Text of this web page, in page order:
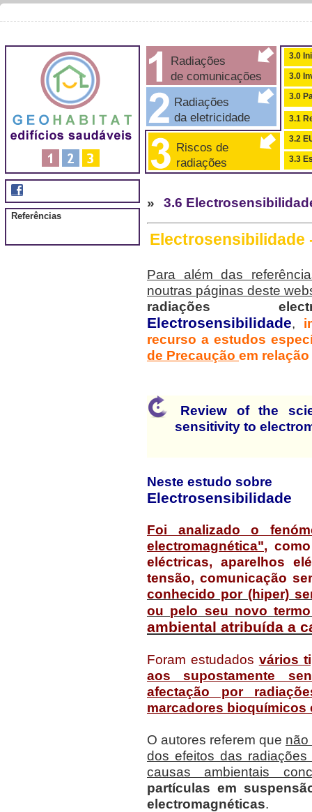
Radiações
de comunicações
Radiações
da eletricidade
Riscos de
radiações
3.0
3.0
3.0
3.1
3.2
3.3
Referências
» 3.6
Electrosensibilidade
Para além das
noutras páginas deste
radiações
Electrosensibilidade,
recurso a estudos
de Precaução em
Review of the
sensitivity to
Neste estudo sobre
Electrosensibilidade
Foi analizado o
electromagnética",
eléctricas, aparelhos
tensão, comunicação
conhecido por (hiper)
ou pelo seu novo
ambiental atribuída a
Foram estudados vários
aos supostamente
afectação por
marcadores bioquímicos
O autores referem que não
dos efeitos das
causas ambientais
partículas em
electromagnéticas.